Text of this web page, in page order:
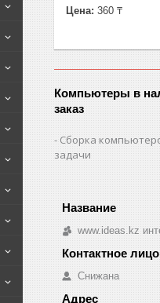
Цена: 360 ₸
Компьютеры в
заказ
Сборка
задачи
www.ideas.kz
Снижана